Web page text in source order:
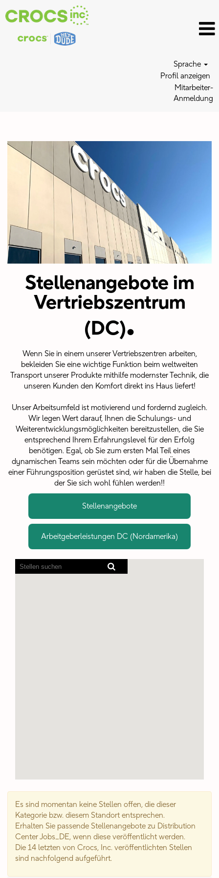
Sprache
Profil anzeigen
Mitarbeiter-
Anmeldung
Jobs_DE
Stellenangebote im
Vertriebszentrum
(DC).
Wenn Sie in einem unserer Vertriebszentren arbeiten,
bekleiden Sie eine wichtige Funktion beim weltweiten
Transport unserer Produkte mithilfe modernster Technik, die
unseren Kunden den Komfort direkt ins Haus liefert!
Unser Arbeitsumfeld ist motivierend und fordernd zugleich.
Wir legen Wert darauf, Ihnen die Schulungs- und
Weiterentwicklungsmöglichkeiten bereitzustellen, die Sie
entsprechend Ihrem Erfahrungslevel für den Erfolg
benötigen. Egal, ob Sie zum ersten Mal Teil eines
dynamischen Teams sein möchten oder für die Übernahme
einer Führungsposition gerüstet sind, wir haben die Stelle, bei
der Sie sich wohl fühlen werden!!
Stellenangebote
Arbeitgeberleistungen DC (Nordamerika)
Bildschirmausleseprogramme
können
Es sind momentan keine Stellen offen, die dieser
Kategorie bzw. diesem Standort entsprechen.
Erhalten Sie passende Stellenangebote zu Distribution
Center Jobs_DE, wenn diese veröffentlicht werden.
Die 14 letzten von Crocs, Inc. veröffentlichten Stellen
sind nachfolgend aufgeführt.